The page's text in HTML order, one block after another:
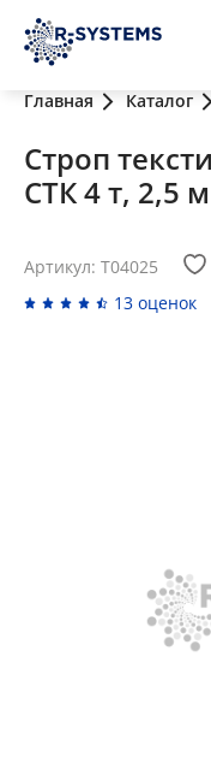
Главная Каталог
Строп
СТК 4 т, 2,5 м
Артикул: T04025
13 оценок